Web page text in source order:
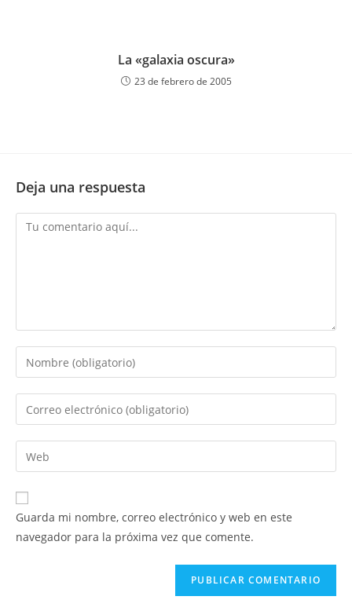
La «galaxia oscura»
23 de febrero de 2005
Deja una respuesta
Comentario
Introduce
tu
nombre
de
usuario
para
comentar
Introduce
tu
dirección
de
electrónico
para
comentar
Introduce
la
URL
de
Guarda mi nombre, correo electrónico y web en este
navegador para la próxima vez que comente.